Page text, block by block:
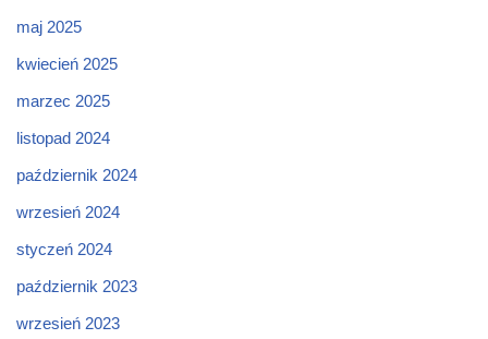
maj 2025
kwiecień 2025
marzec 2025
listopad 2024
październik 2024
wrzesień 2024
styczeń 2024
październik 2023
wrzesień 2023